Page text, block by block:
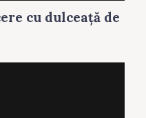
cu dulceaţă de